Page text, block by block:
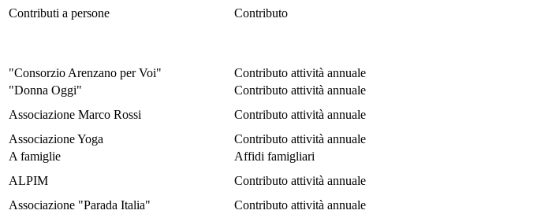
Contributi a persone Contributo
"Consorzio Arenzano per Voi" Contributo attività annuale
"Donna Oggi"
Contributo attività annuale
Associazione Marco Rossi
Contributo attività annuale
Associazione Yoga
Contributo attività annuale
A famiglie
Affidi famigliari
ALPIM
Contributo attività annuale
Associazione "Parada Italia"
Contributo attività annuale